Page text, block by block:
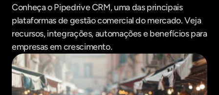
Conheça o Pipedrive CRM, uma das principais
plataformas de gestão comercial do mercado. Veja
recursos, integrações, automações e benefícios para
empresas em crescimento.